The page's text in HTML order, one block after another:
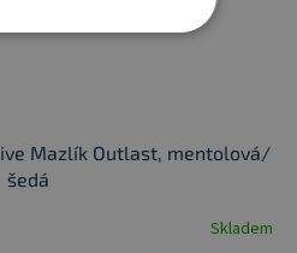
Mazlík Outlast, mentolová/
šedá
Skladem